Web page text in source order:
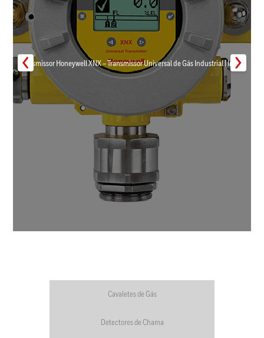
Transmissor Honeywell XNX – Transmissor Universal de Gás Industrial | Inmar
Cavaletes de Gás
Detectores de Chama